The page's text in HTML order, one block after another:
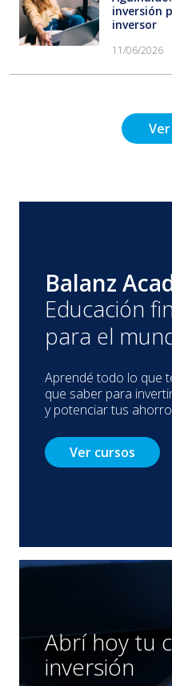
inversión
inversor
11/06/2026
Balanz
Educación
para el
Aprendé todo lo que
que saber para
y potenciar tus
Ver cursos
Abrí hoy tu
inversión